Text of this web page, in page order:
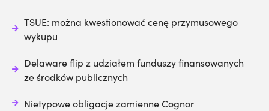
TSUE: można kwestionować cenę przymusowego
wykupu
Delaware flip z udziałem funduszy finansowanych
ze środków publicznych
Nietypowe obligacje zamienne Cognor